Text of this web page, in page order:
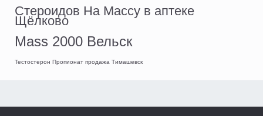
Стероидов На Массу в аптеке
Щёлково
Mass 2000 Вельск
Тестостерон Пропионат продажа Тимашевск